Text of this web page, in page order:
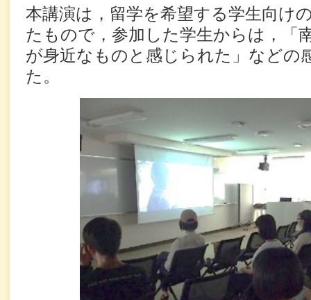
本講演は，留学を希望する学生向け
たもので，参加した学生からは，「
が身近なものと感じられた」などの
た。